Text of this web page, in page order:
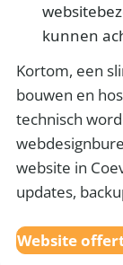
kunnen
Kortom, een
bouwen en
technisch
website in
updates,
Website